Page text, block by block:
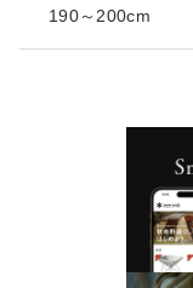
190～200cm